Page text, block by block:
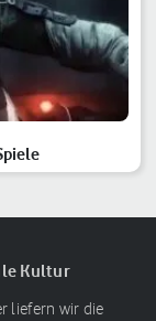
Kultur
liefern wir die